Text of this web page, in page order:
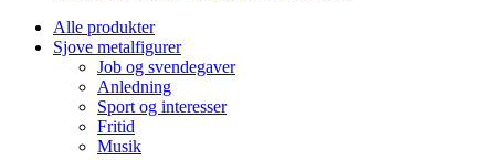
Alle produkter
Sjove metalfigurer
Job og svendegaver
Anledning
Sport og interesser
Fritid
Musik